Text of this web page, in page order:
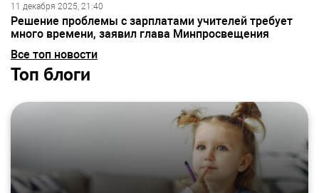
11 декабря 2025, 21:40
Решение проблемы с зарплатами учителей требует
много времени, заявил глава Минпросвещения
Все топ новости
Топ блоги